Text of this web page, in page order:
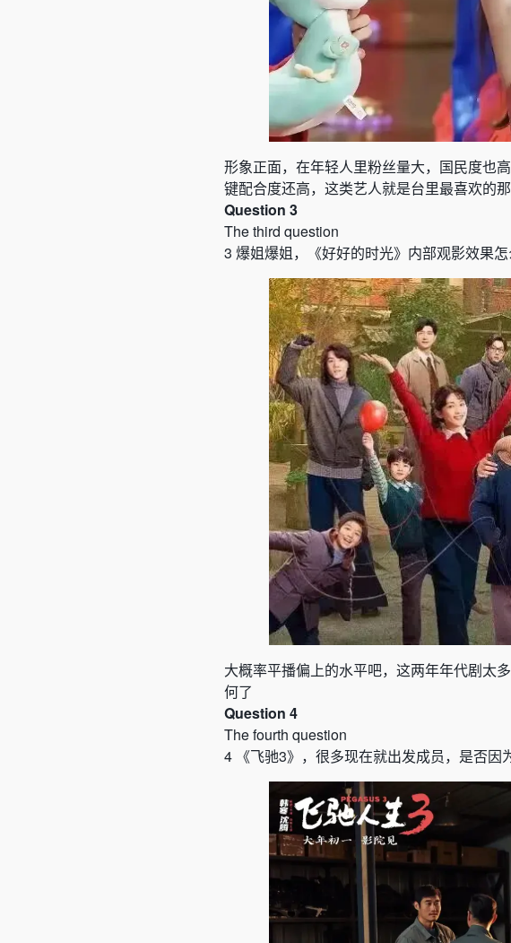
形象正面，在年轻人里粉丝量大，国民度也
键配合度还高，这类艺人就是台里最喜欢的
Question 3
The third question
3 爆姐爆姐， 《好好的时光》内部观影效果怎
大概率平播偏上的水平吧，这两年年代剧太
何了
Question 4
The fourth question
4 《飞驰3》 ，很多现在就出发成员，是否因